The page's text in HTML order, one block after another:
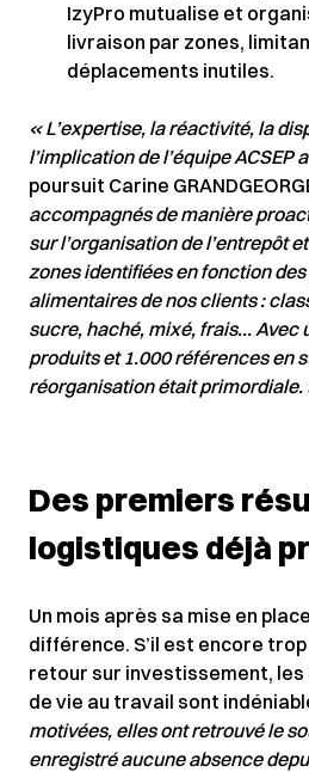
IzyPro mutualise et
livraison par zones,
déplacements inutiles.
« L’expertise, la réactivité, la
l’implication de l’équipe ACSEP
poursuit Carine
accompagnés de manière
sur l’organisation de l’entrepôt
zones identifiées en fonction
alimentaires de nos clients :
sucre, haché, mixé, frais… Avec
produits et 1.000 références en
réorganisation était primordiale.
Des premiers
logistiques déjà
Un mois après sa mise en
différence. S’il est encore
retour sur investissement,
de vie au travail sont
motivées, elles ont retrouvé le
enregistré aucune absence